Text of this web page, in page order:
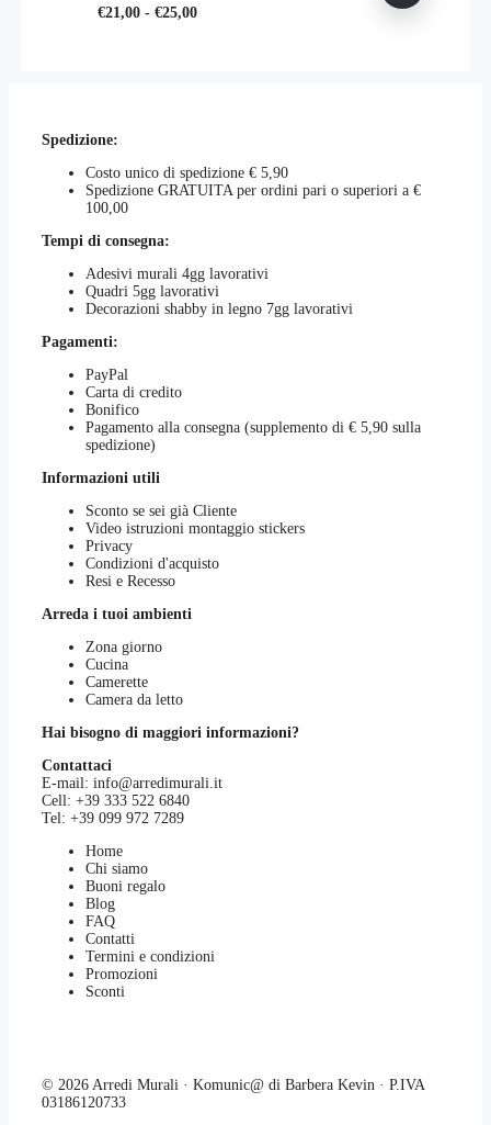
prodotto
possono
€21,00 - €25,00Fascia
Questo
scelte
nella
Spedizione:
Costo unico di spedizione € 5,90
Spedizione GRATUITA per ordini pari o superiori a €
100,00
Tempi di consegna:
Adesivi murali 4gg lavorativi
Quadri 5gg lavorativi
Decorazioni shabby in legno 7gg lavorativi
Pagamenti:
PayPal
Carta di credito
Bonifico
Pagamento alla consegna (supplemento di € 5,90 sulla
spedizione)
Informazioni utili
Sconto se sei già Cliente
Video istruzioni montaggio stickers
Privacy
Condizioni d'acquisto
Resi e Recesso
Arreda i tuoi ambienti
Zona giorno
Cucina
Camerette
Camera da letto
Hai bisogno di maggiori informazioni?
Contattaci
E-mail: info@arredimurali.it
Cell: +39 333 522 6840
Tel: +39 099 972 7289
Home
Chi siamo
Buoni regalo
Blog
FAQ
Contatti
Termini e condizioni
Promozioni
Sconti
© 2026 Arredi Murali · Komunic@ di Barbera Kevin · P.IVA
03186120733